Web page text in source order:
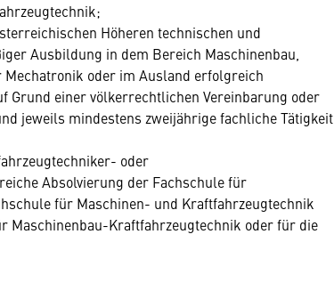
Höheren technischen und
Ausbildung in dem Bereich Maschinenbau,
oder im Ausland erfolgreich
Grund einer völkerrechtlichen Vereinbarung oder
jeweils mindestens zweijährige fachliche Tätigkeit
oder
Absolvierung der Fachschule für
für Maschinen- und Kraftfahrzeugtechnik
Kraftfahrzeugtechnik oder für die